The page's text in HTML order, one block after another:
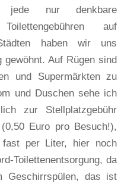
jede nur denkbare
auf
haben wir uns
Auf Rügen sind
und Supermärkten zu
und Duschen sehe ich
zur Stellplatzgebühr
Euro pro Besuch!),
fast per Liter, hier noch
Toilettenentsorgung, da
Geschirrspülen, das ist